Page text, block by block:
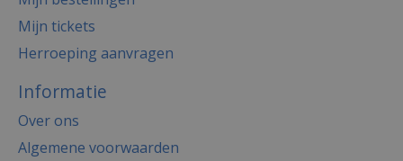
Mijn tickets
Herroeping aanvragen
Informatie
Over ons
Algemene voorwaarden